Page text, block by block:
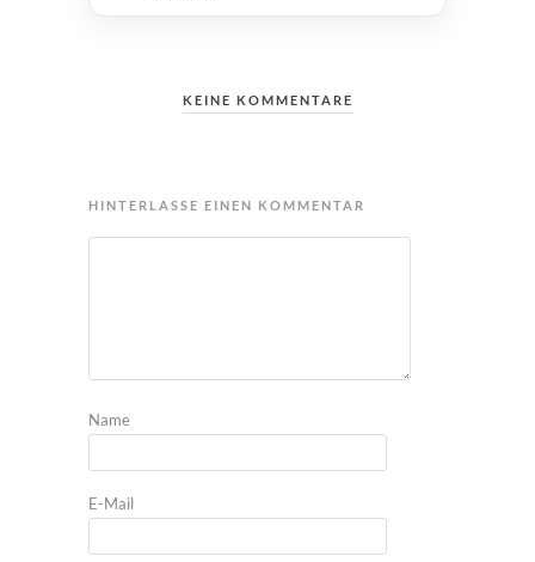
KEINE KOMMENTARE
HINTERLASSE EINEN KOMMENTAR
Name
E-Mail